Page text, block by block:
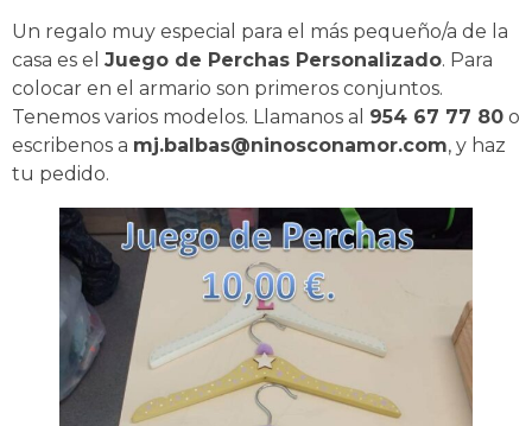
Un regalo muy especial para el más pequeño/a de la
casa es el Juego de Perchas Personalizado. Para
colocar en el armario son primeros conjuntos.
Tenemos varios modelos. Llamanos al 954 67 77 80 o
escribenos a mj.balbas@ninosconamor.com, y haz
tu pedido.